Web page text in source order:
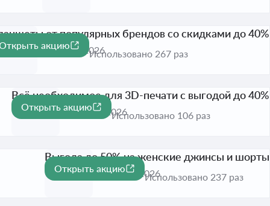
-40%
от популярных брендов со скидками до 40%
до 31 авг. 2026
акцию
Использовано 267 раз
-40%
Всё необходимое для 3D-печати с выгодой до 40%
Активна до 31 авг. 2026
Открыть акцию
Использовано 106 раз
-50%
Выгода до 50% на женские джинсы и шорты
Активна до 31 авг. 2026
Открыть акцию
Использовано 237 раз